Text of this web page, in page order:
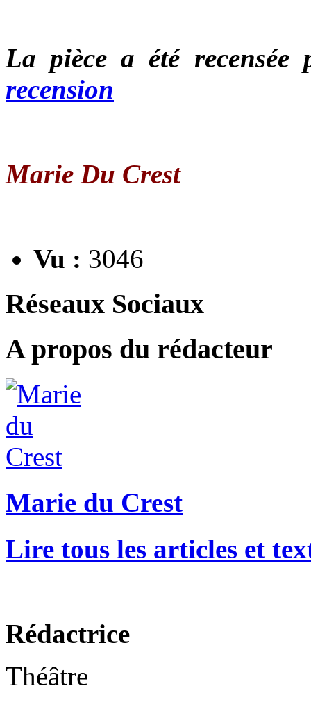
La pièce a été recensée
recension
Marie Du Crest
Vu : 3046
Réseaux Sociaux
A propos du rédacteur
Marie du Crest
Lire tous les articles et
Rédactrice
Théâtre